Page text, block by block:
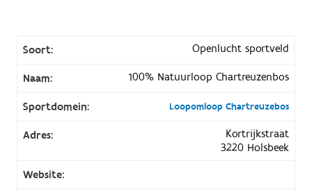
Soort: Openlucht sportveld
Naam: 100% Natuurloop Chartreuzenbos
Sportdomein: Loopomloop Chartreuzebos
Adres:
Kortrijkstraat
3220 Holsbeek
Website: